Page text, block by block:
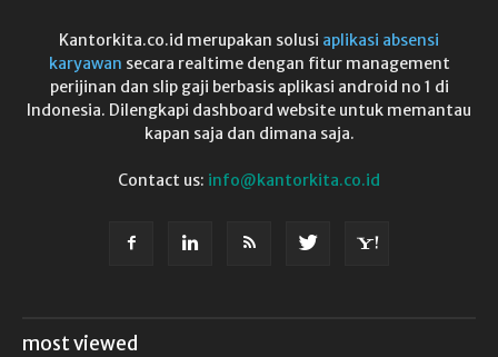
Kantorkita.co.id merupakan solusi aplikasi absensi
karyawan secara realtime dengan fitur management
perijinan dan slip gaji berbasis aplikasi android no 1 di
Indonesia. Dilengkapi dashboard website untuk memantau
kapan saja dan dimana saja.
Contact us: info@kantorkita.co.id
most viewed